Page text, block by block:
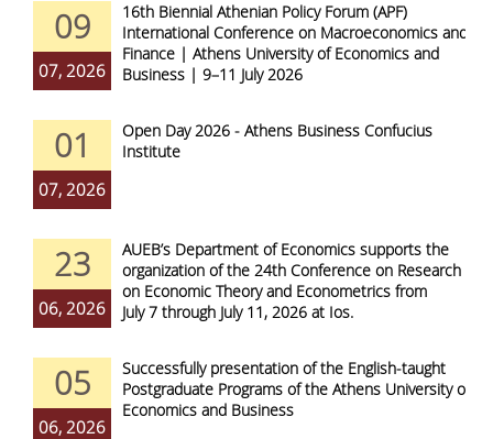
09
07, 2026
16th Biennial Athenian Policy Forum (APF)
International Conference on Macroeconomics and
Finance | Athens University of Economics and
Business | 9–11 July 2026
01
07, 2026
Open Day 2026 - Athens Business Confucius
Institute
23
06, 2026
AUEB’s Department of Economics supports the
organization of the 24th Conference on Research
on Economic Theory and Econometrics from
July 7 through July 11, 2026 at Ios.
05
06, 2026
Successfully presentation of the English-taught
Postgraduate Programs of the Athens University of
Economics and Business